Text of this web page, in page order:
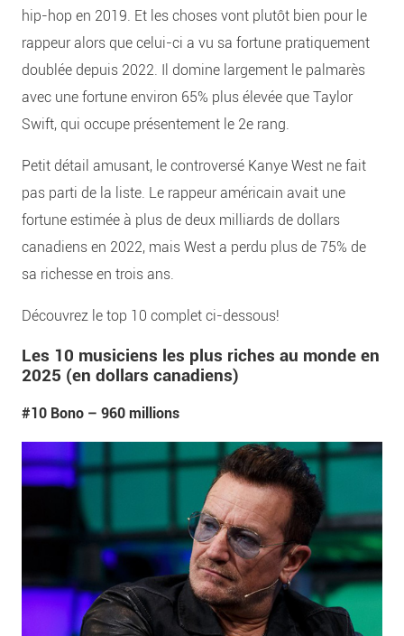
hip-hop en 2019. Et les choses vont plutôt bien pour le
rappeur alors que celui-ci a vu sa fortune pratiquement
doublée depuis 2022. Il domine largement le palmarès
avec une fortune environ 65% plus élevée que Taylor
Swift, qui occupe présentement le 2e rang.
Petit détail amusant, le controversé Kanye West ne fait
pas parti de la liste. Le rappeur américain avait une
fortune estimée à plus de deux milliards de dollars
canadiens en 2022, mais West a perdu plus de 75% de
sa richesse en trois ans.
Découvrez le top 10 complet ci-dessous!
Les 10 musiciens les plus riches au monde en
2025 (en dollars canadiens)
#10 Bono – 960 millions